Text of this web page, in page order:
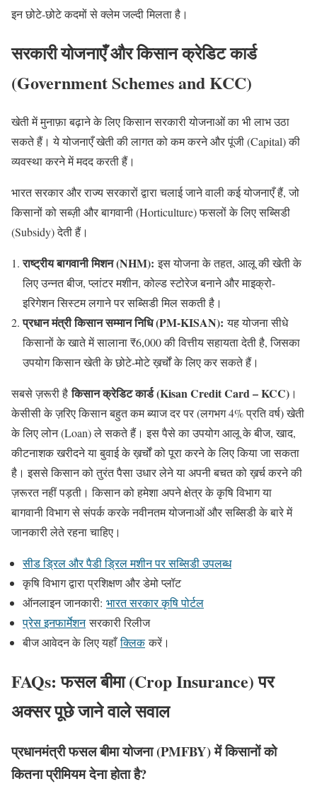
इन छोटे-छोटे कदमों से क्लेम जल्दी मिलता है।
सरकारी योजनाएँ और किसान क्रेडिट कार्ड
(Government Schemes and KCC)
खेती में मुनाफ़ा बढ़ाने के लिए किसान सरकारी योजनाओं का भी लाभ उठा
सकते हैं। ये योजनाएँ खेती की लागत को कम करने और पूंजी (Capital) की
व्यवस्था करने में मदद करती हैं।
भारत सरकार और राज्य सरकारों द्वारा चलाई जाने वाली कई योजनाएँ हैं, जो
किसानों को सब्ज़ी और बागवानी (Horticulture) फसलों के लिए सब्सिडी
(Subsidy) देती हैं।
राष्ट्रीय बागवानी मिशन (NHM): इस योजना के तहत, आलू की खेती के
लिए उन्नत बीज, प्लांटर मशीन, कोल्ड स्टोरेज बनाने और माइक्रो-
इरिगेशन सिस्टम लगाने पर सब्सिडी मिल सकती है।
प्रधान मंत्री किसान सम्मान निधि (PM-KISAN): यह योजना सीधे
किसानों के खाते में सालाना ₹6,000 की वित्तीय सहायता देती है, जिसका
उपयोग किसान खेती के छोटे-मोटे ख़र्चों के लिए कर सकते हैं।
सबसे ज़रूरी हैकिसान क्रेडिट कार्ड (Kisan Credit Card – KCC) ।
केसीसी के ज़रिए किसान बहुत कम ब्याज दर पर (लगभग 4% प्रति वर्ष) खेती
के लिए लोन (Loan) ले सकते हैं। इस पैसे का उपयोग आलू के बीज, खाद,
कीटनाशक खरीदने या बुवाई के ख़र्चों को पूरा करने के लिए किया जा सकता
है। इससे किसान को तुरंत पैसा उधार लेने या अपनी बचत को ख़र्च करने की
ज़रूरत नहीं पड़ती। किसान को हमेशा अपने क्षेत्र के कृषि विभाग या
बागवानी विभाग से संपर्क करके नवीनतम योजनाओं और सब्सिडी के बारे में
जानकारी लेते रहना चाहिए।
सीड ड्रिल और पैडी ड्रिल मशीन पर सब्सिडी उपलब्ध
कृषि विभाग द्वारा प्रशिक्षण और डेमो प्लॉट
ऑनलाइन जानकारी: भारत सरकार कृषि पोर्टल
प्रेस इनफार्मेशनसरकारी रिलीज
बीज आवेदन के लिए यहाँक्लिककरें।
FAQs: फसल बीमा (Crop Insurance) पर
अक्सर पूछे जाने वाले सवाल
प्रधानमंत्री फसल बीमा योजना (PMFBY) में किसानों को
कितना प्रीमियम देना होता है?